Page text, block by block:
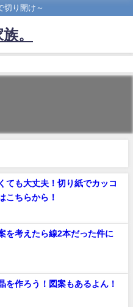
切り開け～
。
ても大丈夫！切り紙でカッコ
こちらから！
を考えたら線2本だった件に
を作ろう！図案もあるよん！